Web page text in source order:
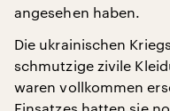
angesehen haben.
Die ukrainischen
schmutzige zivile
waren vollkommen